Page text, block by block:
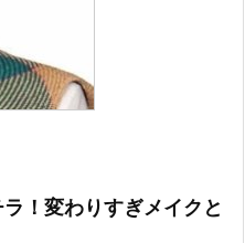
！変わりすぎメイクと